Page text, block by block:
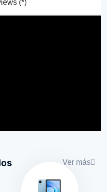
Reviews (*)
Ver más